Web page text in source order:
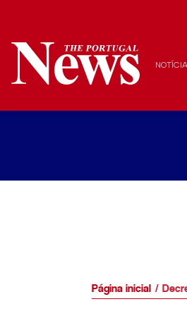
Página inicial